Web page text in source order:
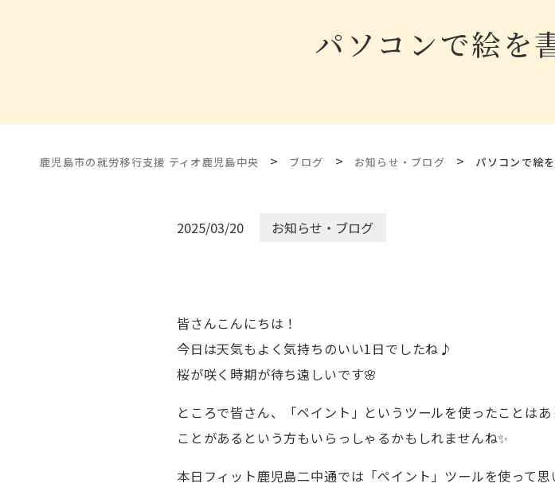
パソコンで絵を
鹿児島市の就労移行支援 ティオ鹿児島中央 > ブログ > お知らせ・ブログ > パソコンで絵
2025/03/20 お知らせ・ブログ
皆さんこんにちは！
今日は天気もよく気持ちのいい1日でしたね♪
桜が咲く時期が待ち遠しいです🌸
ところで皆さん、「ペイント」というツールを使ったことは
ことがあるという方もいらっしゃるかもしれませんね✨
本日フィット鹿児島二中通では「ペイント」ツールを使って